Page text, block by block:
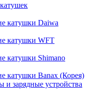
катушки Daiwa
катушки WFT
катушки Shimano
катушки Banax (Корея)
и зарядные устройства